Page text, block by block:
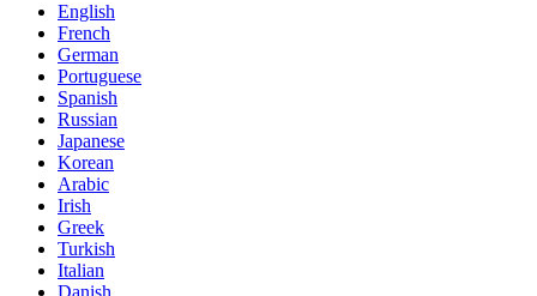
English
French
German
Portuguese
Spanish
Russian
Japanese
Korean
Arabic
Irish
Greek
Turkish
Italian
Danish